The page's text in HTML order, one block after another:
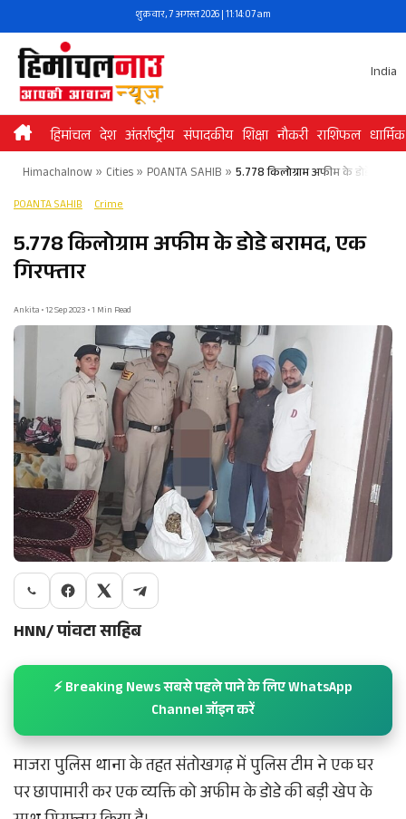
to
content
शुक्रवार, 7 अगस्त 2026 | 11:14:07 am
India
हिमांचल देश अंतर्राष्ट्रीय संपादकीय शिक्षा नौकरी राशिफल धार्मिक
Himachalnow» Cities» POANTA SAHIB » 5.778 किलोग्राम अफीम के डोडे
POANTA SAHIB Crime
5.778 किलोग्राम अफीम के डोडे बरामद, एक
गिरफ्तार
Ankita • 12 Sep 2023 • 1 Min Read
HNN/ पांवटा साहिब
⚡ Breaking News सबसे पहले पाने के लिए WhatsApp
Channel जॉइन करें
माजरा पुलिस थाना के तहत संतोखगढ़ में पुलिस टीम ने एक घर
पर छापामारी कर एक व्यक्ति को अफीम के डोडे की बड़ी खेप के